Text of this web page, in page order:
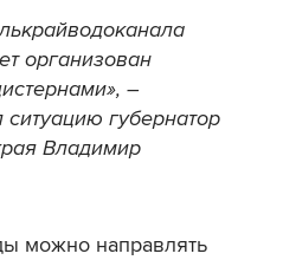
организован
–
губернатор
Владимир
можно направлять